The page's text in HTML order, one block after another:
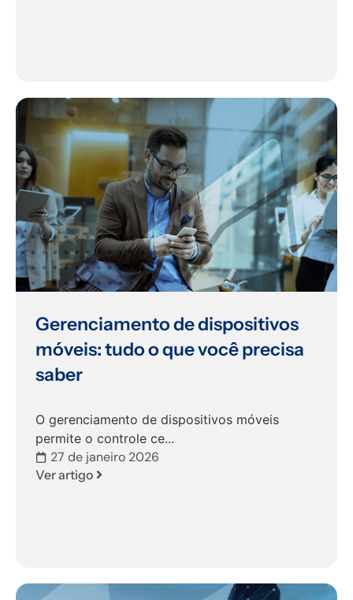
Gerenciamento de dispositivos
móveis: tudo o que você precisa
saber
O gerenciamento de dispositivos móveis
permite o controle ce...
27 de janeiro 2026
Ver artigo